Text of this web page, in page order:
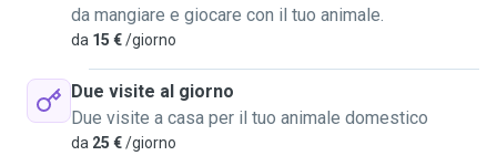
da mangiare e giocare con il tuo animale.
da 15 €/giorno
Due visite al giorno
Due visite a casa per il tuo animale domestico
da 25 €/giorno